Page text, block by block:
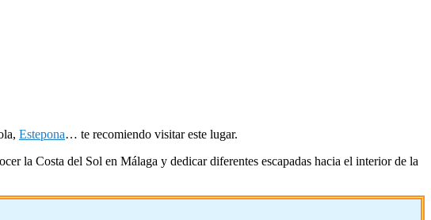
Estepona… te recomiendo visitar este lugar.
la Costa del Sol en Málaga y dedicar diferentes escapadas hacia el interior de la